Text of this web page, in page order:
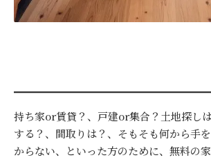
持ち家or賃貸？、戸建or集合？土地探し
する？、間取りは？、そもそも何から手
からない、といった方のために、無料の